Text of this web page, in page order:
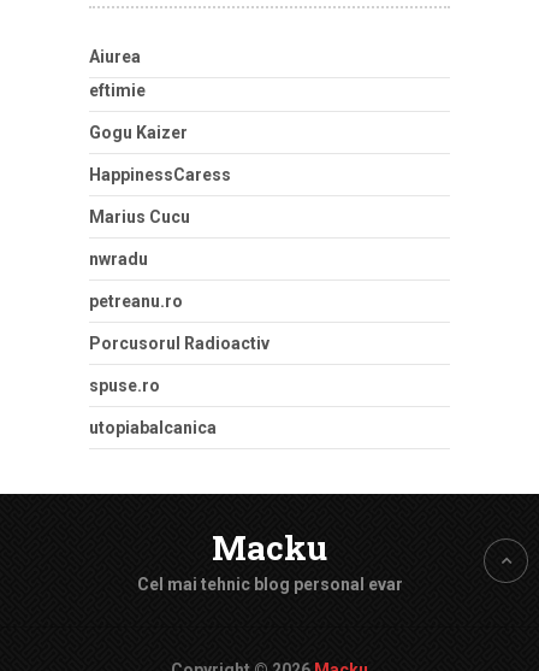
Aiurea
eftimie
Gogu Kaizer
HappinessCaress
Marius Cucu
nwradu
petreanu.ro
Porcusorul Radioactiv
spuse.ro
utopiabalcanica
Macku
Cel mai tehnic blog personal evar